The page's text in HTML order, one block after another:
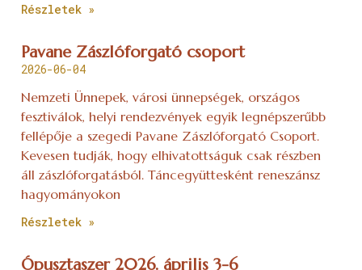
Részletek »
Pavane Zászlóforgató csoport
2026-06-04
Nemzeti Ünnepek, városi ünnepségek, országos
fesztiválok, helyi rendezvények egyik legnépszerűbb
fellépője a szegedi Pavane Zászlóforgató Csoport.
Kevesen tudják, hogy elhivatottságuk csak részben
áll zászlóforgatásból. Táncegyüttesként reneszánsz
hagyományokon
Részletek »
Ópusztaszer 2026. április 3-6